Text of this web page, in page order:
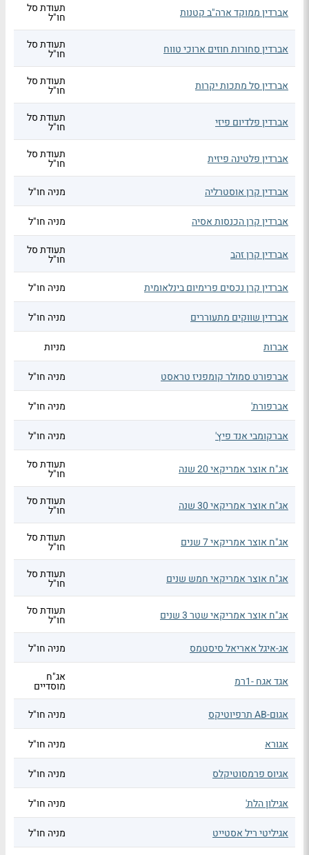
אברדין ממוקד ארה"ב קטנות תעודת סל
חו"ל
אברדין סחורות חוזים ארוכי טווח תעודת סל
חו"ל
אברדין סל מתכות יקרות תעודת סל
חו"ל
אברדין פלדיום פיזי תעודת סל
חו"ל
אברדין פלטינה פיזית תעודת סל
חו"ל
אברדין קרן אוסטרליה
מניה חו"ל
אברדין קרן הכנסות אסיה מניה חו"ל
אברדין קרן זהב תעודת סל
חו"ל
אברדין קרן נכסים פרימיום בינלאומית
מניה חו"ל
אברדין שווקים מתעוררים מניה חו"ל
אברות מניות
אברפורט סמולר קומפניז טראסט מניה חו"ל
אברפורת' מניה חו"ל
אברקומבי אנד פיץ' מניה חו"ל
אג"ח אוצר אמריקאי 20 שנה תעודת סל
חו"ל
אג"ח אוצר אמריקאי 30 שנה תעודת סל
חו"ל
אג"ח אוצר אמריקאי 7 שנים תעודת סל
חו"ל
אג"ח אוצר אמריקאי חמש שנים תעודת סל
חו"ל
אג"ח אוצר אמריקאי שטר 3 שנים תעודת סל
חו"ל
אג-איגל אאריאל סיסטמס
מניה חו"ל
אגד אגח -1רמ אג"ח
מוסדיים
אגום-AB תרפיוטיקס
מניה חו"ל
אגורא מניה חו"ל
אגיוס פרמסוטיקלס מניה חו"ל
אגילון הלת' מניה חו"ל
אגיליטי ריל אסטייט מניה חו"ל